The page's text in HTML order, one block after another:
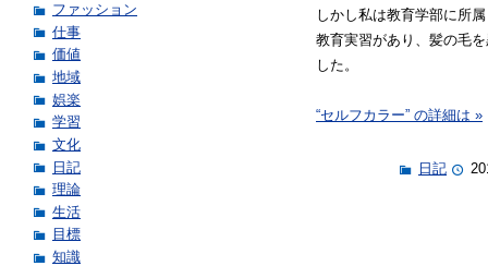
しかし私は教育学部に所
教育実習があり、髪の毛
した。
“セルフカラー” の詳細は »
日記
ファッション
仕事
価値
地域
娯楽
学習
文化
日記
理論
生活
目標
知識